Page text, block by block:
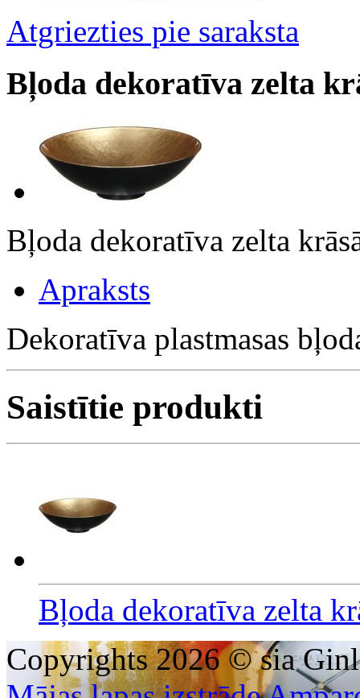
Atgriezties pie saraksta
Bļoda dekoratīva zelta
Bļoda dekoratīva zelta
Apraksts
Dekoratīva plastmasas
Saistītie produkti
Bļoda dekoratīva zelta
Copyrights 2026 © sia